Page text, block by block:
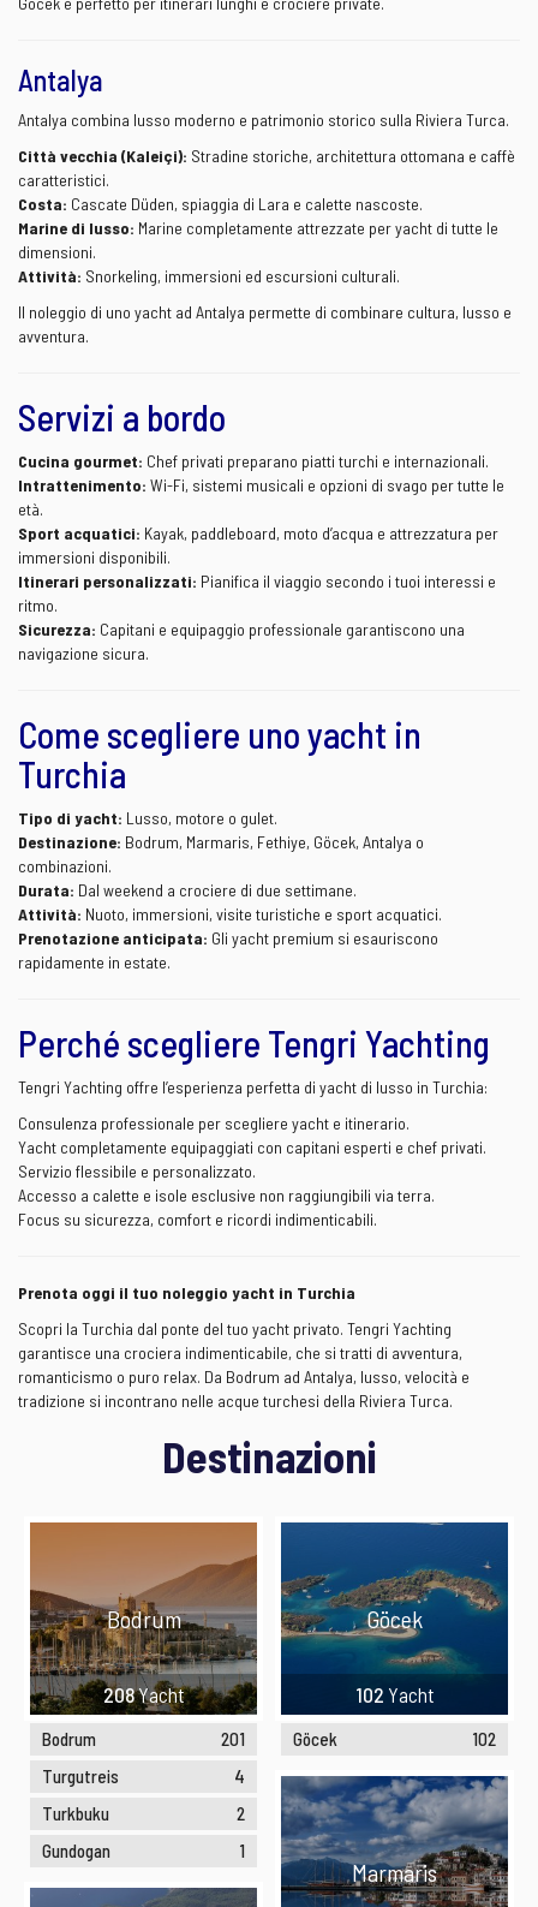
Antalya
Antalya combina lusso moderno e patrimonio storico sulla Riviera Turca.
Città vecchia (Kaleiçi): Stradine storiche, architettura ottomana e caffè
caratteristici.
Costa: Cascate Düden, spiaggia di Lara e calette nascoste.
Marine di lusso: Marine completamente attrezzate per yacht di tutte le
dimensioni.
Attività: Snorkeling, immersioni ed escursioni culturali.
Il noleggio di uno yacht ad Antalya permette di combinare cultura, lusso e
avventura.
Servizi a bordo
Cucina gourmet: Chef privati preparano piatti turchi e internazionali.
Intrattenimento: Wi-Fi, sistemi musicali e opzioni di svago per tutte le
età.
Sport acquatici: Kayak, paddleboard, moto d’acqua e attrezzatura per
immersioni disponibili.
Itinerari personalizzati: Pianifica il viaggio secondo i tuoi interessi e
ritmo.
Sicurezza: Capitani e equipaggio professionale garantiscono una
navigazione sicura.
Come scegliere uno yacht in
Turchia
Tipo di yacht: Lusso, motore o gulet.
Destinazione: Bodrum, Marmaris, Fethiye, Göcek, Antalya o
combinazioni.
Durata: Dal weekend a crociere di due settimane.
Attività: Nuoto, immersioni, visite turistiche e sport acquatici.
Prenotazione anticipata: Gli yacht premium si esauriscono
rapidamente in estate.
Perché scegliere Tengri Yachting
Tengri Yachting offre l’esperienza perfetta di yacht di lusso in Turchia:
Consulenza professionale per scegliere yacht e itinerario.
Yacht completamente equipaggiati con capitani esperti e chef privati.
Servizio flessibile e personalizzato.
Accesso a calette e isole esclusive non raggiungibili via terra.
Focus su sicurezza, comfort e ricordi indimenticabili.
Prenota oggi il tuo noleggio yacht in Turchia
Scopri la Turchia dal ponte del tuo yacht privato. Tengri Yachting
garantisce una crociera indimenticabile, che si tratti di avventura,
romanticismo o puro relax. Da Bodrum ad Antalya, lusso, velocità e
tradizione si incontrano nelle acque turchesi della Riviera Turca.
Destinazioni
Göcek
102 Yacht
Göcek 102
Bodrum
208Yacht
Bodrum
201
Turgutreis
4
Turkbuku
2
Gundogan
1
Marmaris